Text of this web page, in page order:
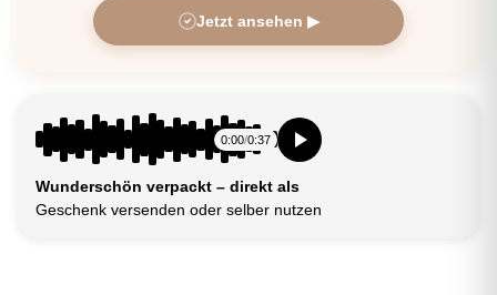
Jetzt ansehen ▶
0:00/0:37
Wunderschön verpackt – direkt als
Geschenk versenden oder selber nutzen